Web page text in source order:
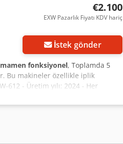
€2.100
EXW Pazarlık Fiyatı KDV hariç
İstek gönder
fonksiyonel, Toplamda 5
Bu makineler özellikle iplik
- Üretim yılı: 2024 - Her
ve aşınan parçalar mevcut ve
formatlarda ipliğe ihtiyaç duyan
Münster Fiyat: Makine başı
sorusu olanlar iletişime geçebilir.